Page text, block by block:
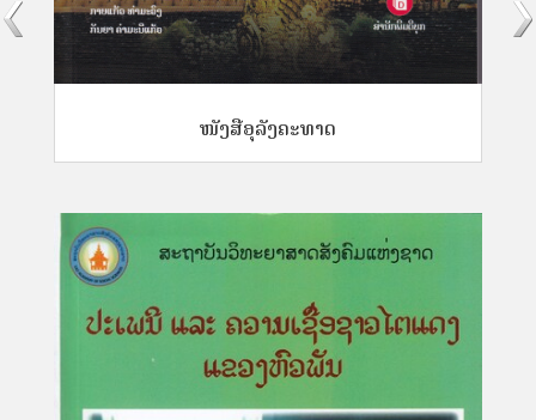
ໜັງສືອຸລັງຄະທາດ